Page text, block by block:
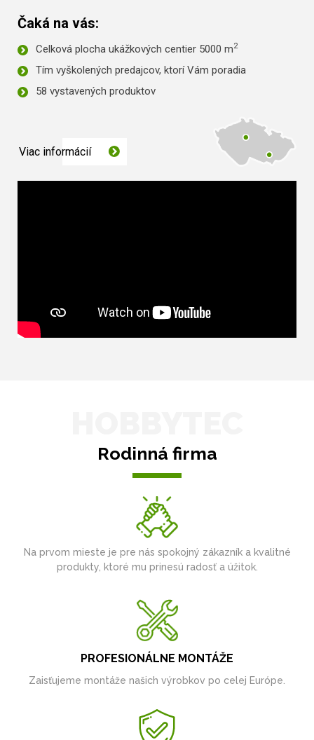
Čaká na vás:
Celková plocha ukážkových centier 5000 m2
Tím vyškolených predajcov, ktorí Vám poradia
58 vystavených produktov
Viac informácií
Rodinná firma
Na prvom mieste je pre nás spokojný zákazník a kvalitné
produkty, ktoré mu prinesú radosť a úžitok.
PROFESIONÁLNE MONTÁŽE
Zaisťujeme montáže našich výrobkov po celej Európe.